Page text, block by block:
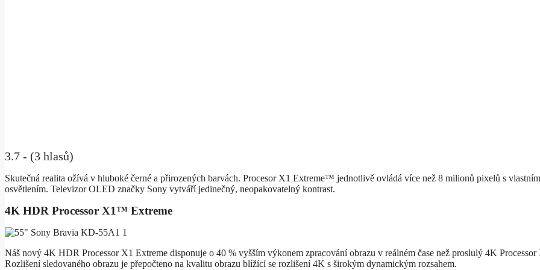
3.7 - (3 hlasů)
Skutečná realita ožívá v hluboké černé a přirozených barvách. Procesor X1 Extreme™ jednotlivě ovládá více než 8 milionů pixelů s vlastním
osvětlením. Televizor OLED značky Sony vytváří jedinečný, neopakovatelný kontrast.
4K HDR Processor X1™ Extreme
Náš nový 4K HDR Processor X1 Extreme disponuje o 40 % vyšším výkonem zpracování obrazu v reálném čase než proslulý 4K
Rozlišení sledovaného obrazu je přepočteno na kvalitu obrazu blížící se rozlišení 4K s širokým dynamickým rozsahem.